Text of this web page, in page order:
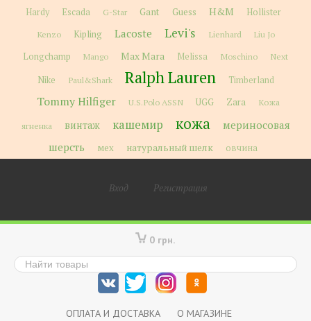
Hardy
Escada G-Star Gant Guess H&M Hollister
Kenzo Kipling Lacoste Levi's Lienhard Liu Jo
Longchamp Mango Max Mara Melissa Moschino
Next
Nike
Paul&Shark Ralph Lauren Timberland
Tommy Hilfiger U.S.Polo ASSN UGG Zara
Кожа
ягненка
винтаж кашемир кожа
мериносовая
шерсть
мех натуральный шелк овчина
Вход Регистрация
0 грн.
ОПЛАТА И ДОСТАВКА О МАГАЗИНЕ